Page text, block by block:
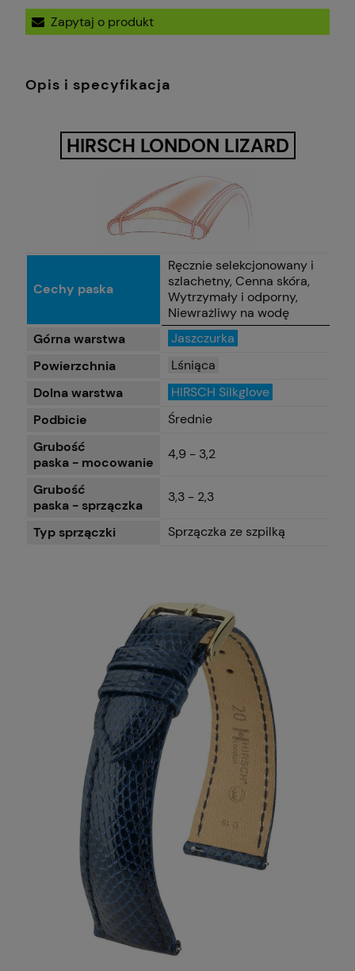
Zapytaj o produkt
Opis i specyfikacja
HIRSCH LONDON LIZARD
Cechy paska
Ręcznie selekcjonowany i
szlachetny, Cenna skóra,
Wytrzymały i odporny,
Niewrażliwy na wodę
Górna warstwa
Jaszczurka
Powierzchnia
Lśniąca
Dolna warstwa
HIRSCH Silkglove
Podbicie
Średnie
Grubość
paska - mocowanie
4,9 - 3,2
Grubość
paska - sprzączka
3,3 - 2,3
Typ sprzączki Sprzączka ze szpilką